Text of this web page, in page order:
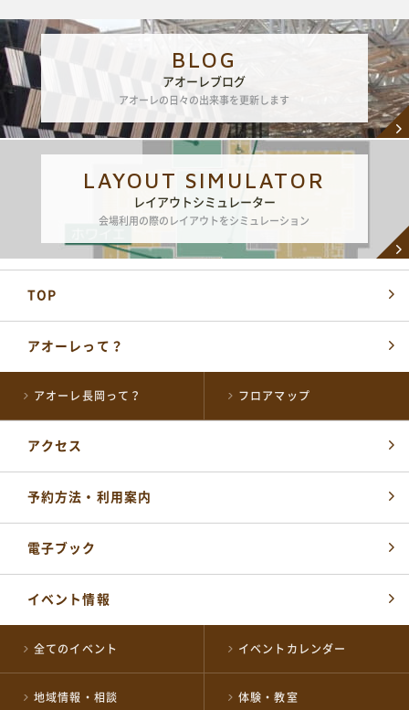
BLOG
アオーレブログ
アオーレの日々の出来事を更新します
LAYOUT SIMULATOR
レイアウトシミュレーター
会場利用の際のレイアウトをシミュレーション
TOP
アオーレって？
アオーレ長岡って？ フロアマップ
アクセス
予約方法・利用案内
電子ブック
イベント情報
全てのイベント イベントカレンダー
地域情報・相談 体験・教室
各届出・証明書発行など
長岡市役所総合窓口
TEL 0258-35-1122 (代表)
開館時間：
土・祝 午前9時～午後5時
休業日 日曜日・年末年始
※日曜日と祝日が重なる場合は、お休みとなります
NPO 法人ながおか未来創造ネットワーク
TEL 0258-39-2500